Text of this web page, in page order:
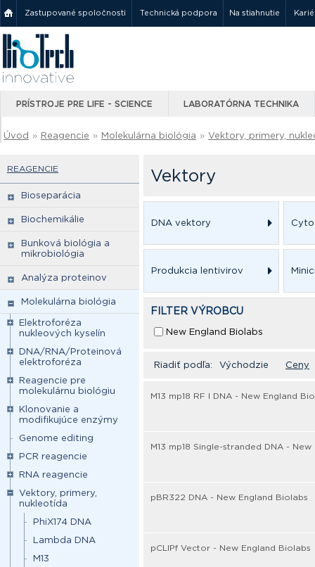
Zastupované spoločnosti Technická podpora Na stiahnutie
PRÍSTROJE PRE LIFE - SCIENCE LABORATÓRNA TECHNIKA
Úvod » Reagencie » Molekulárna biológia » Vektory, primery,
REAGENCIE
Bioseparácia
Biochemikálie
Bunková biológia a
mikrobiológia
Analýza proteinov
Molekulárna biológia
Elektroforéza
nukleových kyselín
DNA/RNA/Proteinová
elektroforéza
Reagencie pre
molekulárnu biológiu
Klonovanie a
modifikujúce enzýmy
Genome editing
PCR reagencie
RNA reagencie
Vektory, primery,
nukleotída
PhiX174 DNA
Lambda DNA
M13
Vektory
DNA vektory
Produkcia lentivirov
FILTER VÝROBCU
New England Biolabs
Riadiť podľa: Východzie Ceny
M13 mp18 RF I DNA - New England
M13 mp18 Single-stranded DNA -
pBR322 DNA - New England Biolabs
pCLIPf Vector - New England Biolabs